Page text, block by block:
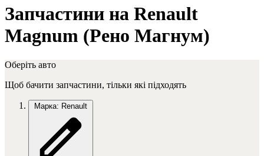
Запчастини на Renault
Magnum (Рено Магнум)
Оберіть авто
Щоб бачити запчастини, тільки які підходять
Марка: Renault